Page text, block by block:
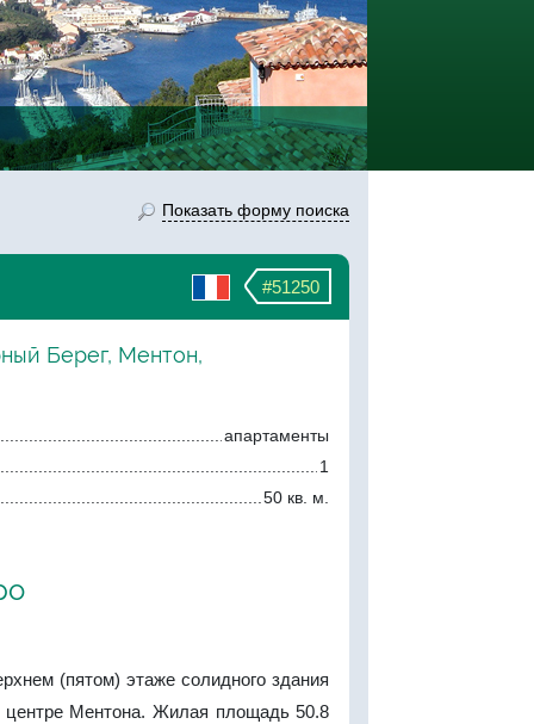
Показать форму поиска
#51250
Берег, Ментон,
апартаменты
1
50 кв. м.
(пятом) этаже солидного здания
Ментона. Жилая площадь 50.8